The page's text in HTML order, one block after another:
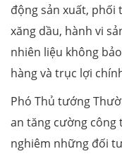
động sản xuất, phối
xăng dầu, hành vi
nhiên liệu không
hàng và trục lợi
Phó Thủ tướng
an tăng cường công
nghiêm những đối